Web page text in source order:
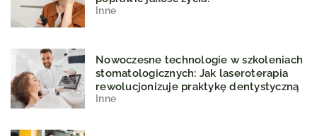
Inne
Nowoczesne technologie w szkoleniach
stomatologicznych: Jak laseroterapia
rewolucjonizuje praktykę dentystyczną
Inne